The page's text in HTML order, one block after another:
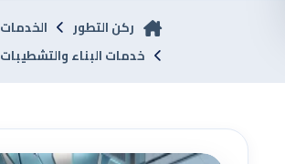
ركن التطور
الخدمات
خدمات البناء والتشطيبات